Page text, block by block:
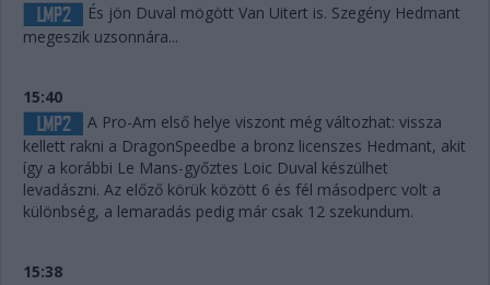
És jön Duval mögött Van Uitert is. Szegény Hedmant
megeszik uzsonnára...
15:40
A Pro-Am első helye viszont még változhat: vissza
kellett rakni a DragonSpeedbe a bronz licenszes Hedmant, akit
így a korábbi Le Mans-győztes Loic Duval készülhet
levadászni. Az előző körük között 6 és fél másodperc volt a
különbség, a lemaradás pedig már csak 12 szekundum.
15:38